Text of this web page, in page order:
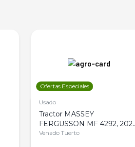
Ofertas Especiales
Usado
Tractor MASSEY
FERGUSSON MF 4292,
4WD, PATON
Venado Tuerto